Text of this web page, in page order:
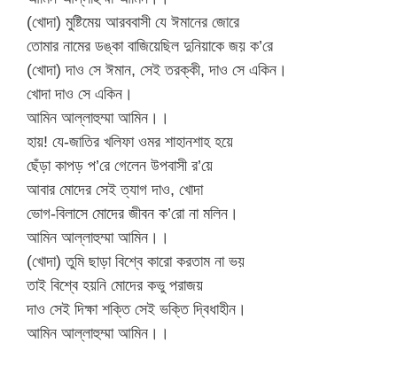
(খোদা) মুষ্টিমেয় আরববাসী যে ঈমানের জোরে
তোমার নামের ডঙ্কা বাজিয়েছিল দুনিয়াকে জয় ক’রে
(খোদা) দাও সে ঈমান, সেই তরক্কী, দাও সে একিন।
খোদা দাও সে একিন।
আমিন আল্লাহুম্মা আমিন।।
হায়! যে-জাতির খলিফা ওমর শাহানশাহ হয়ে
ছেঁড়া কাপড় প’রে গেলেন উপবাসী র’য়ে
আবার মোদের সেই ত্যাগ দাও, খোদা
ভোগ-বিলাসে মোদের জীবন ক’রো না মলিন।
আমিন আল্লাহুম্মা আমিন।।
(খোদা) তুমি ছাড়া বিশ্বে কারো করতাম না ভয়
তাই বিশ্বে হয়নি মোদের কভু পরাজয়
দাও সেই দিক্ষা শক্তি সেই ভক্তি দ্বিধাহীন।
আমিন আল্লাহুম্মা আমিন।।